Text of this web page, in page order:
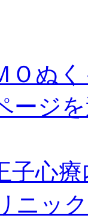
ぬく
ージ
心療
ニッ